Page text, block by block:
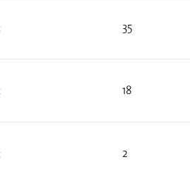
35
18
2